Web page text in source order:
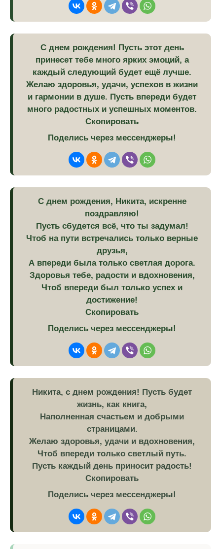
С днем рождения! Пусть этот день
принесет тебе много ярких эмоций, а
каждый следующий будет ещё лучше.
Желаю здоровья, удачи, успехов в жизни
и гармонии в душе. Пусть впереди будет
много радостных и успешных моментов.
Скопировать
Поделись через мессенджеры!
С днем рождения, Никита, искренне
поздравляю!
Пусть сбудется всё, что ты задумал!
Чтоб на пути встречались только верные
друзья,
А впереди была только светлая дорога.
Здоровья тебе, радости и вдохновения,
Чтоб впереди был только успех и
достижение!
Скопировать
Поделись через мессенджеры!
Никита, с днем рождения! Пусть будет
жизнь, как книга,
Наполненная счастьем и добрыми
страницами.
Желаю здоровья, удачи и вдохновения,
Чтоб впереди только светлый путь.
Пусть каждый день приносит радость!
Скопировать
Поделись через мессенджеры!